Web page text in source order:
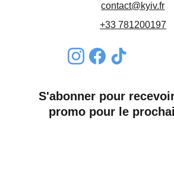
contact@kyiv.fr
+33 781200197
S'abonner pour
promo pour le